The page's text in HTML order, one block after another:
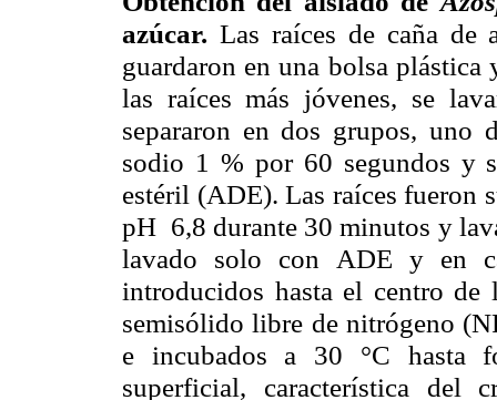
azúcar. Las raíces de caña de
guardaron en una bolsa plástica
las raíces más jóvenes, se
separaron en dos grupos, uno
sodio 1 % por 60 segundos y
estéril (ADE). Las raíces fueron
pH 6,8 durante 30 minutos y
lavado solo con ADE y en
introducidos hasta el centro
semisólido libre de nitrógeno
e incubados a 30 °C hasta
superficial, característica del